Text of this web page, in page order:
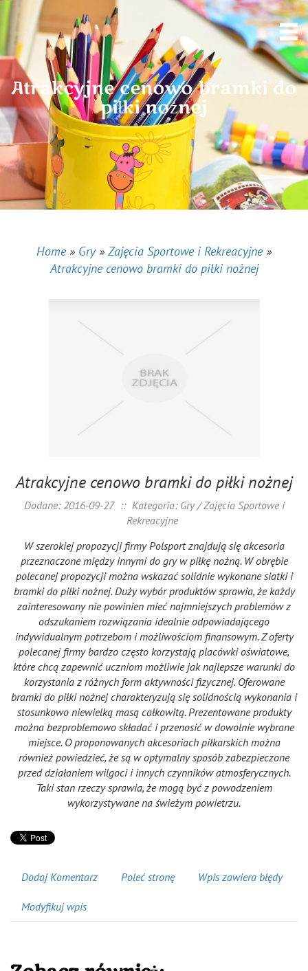
Atrakcyjne cenowo bramki do
piłki nożnej
Home» Gry» Zajęcia Sportowe i Rekreacyjne»
Atrakcyjne cenowo bramki do piłki nożnej
Atrakcyjne cenowo bramki do piłki nożnej
Dodane: 2016-09-27 :: Kategoria: Gry / Zajęcia Sportowe i
Rekreacyjne
W szerokiej propozycji firmy Polsport znajdują się akcesoria
przeznaczone między innymi do gry w piłkę nożną. W obrębie
polecanej propozycji można wskazać solidnie wykonane siatki i
bramki do piłki nożnej. Duży wybór produktów sprawia, że każdy
zainteresowany nie powinien mieć najmniejszych problemów z
odszukaniem rozwiązania idealnie odpowiadającego
indywidualnym potrzebom i możliwościom finansowym. Z oferty
polecanej firmy bardzo często korzystają placówki oświatowe,
które chcą zapewnić uczniom możliwie jak najlepsze warunki do
korzystania z różnych form aktywności fizycznej. Oferowane
bramki do piłki nożnej charakteryzują się solidnością wykonania i
stosunkowo niewielką masą całkowitą. Prezentowane produkty
można bezproblemowo składać i przenosić w dowolnie wybrane
miejsce. O proponowanych akcesoriach piłkarskich można
również powiedzieć, że są w optymalny sposób zabezpieczone
przed działaniem wilgoci i innych czynników atmosferycznych.
Taki stan rzeczy sprawia, że mogą być z powodzeniem
wykorzystywane na świeżym powietrzu.
Dodaj Komentarz Poleć stronę Wpis zawiera błędy
Modyfikuj wpis